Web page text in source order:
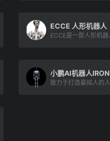
ECCE 人形机器人
小鹏AI机器人IRON